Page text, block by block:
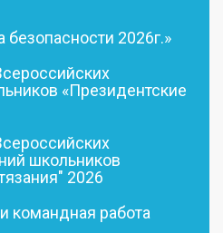
2026г.»
«Президентские
школьников
2026
командная работа